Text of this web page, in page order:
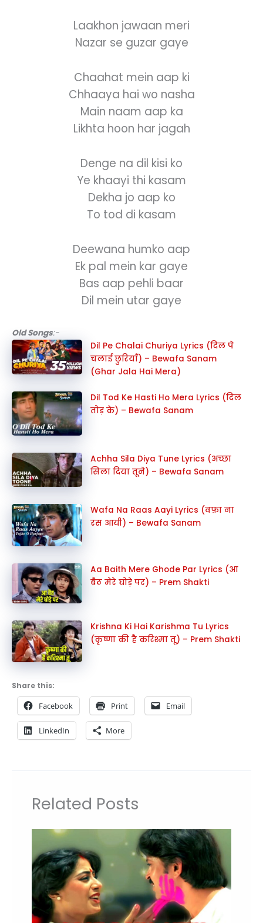
Laakhon jawaan meri
Nazar se guzar gaye
Chaahat mein aap ki
Chhaaya hai wo nasha
Main naam aap ka
Likhta hoon har jagah
Denge na dil kisi ko
Ye khaayi thi kasam
Dekha jo aap ko
To tod di kasam
Deewana humko aap
Ek pal mein kar gaye
Bas aap pehli baar
Dil mein utar gaye
Old Songs:-
Dil Pe Chalai Churiya Lyrics (दिल पे
चलाई छुरियाँ) – Bewafa Sanam
(Ghar Jala Hai Mera)
Dil Tod Ke Hasti Ho Mera Lyrics (दिल
तोड़ के) – Bewafa Sanam
Achha Sila Diya Tune Lyrics (अच्छा
सिला दिया तूने) – Bewafa Sanam
Wafa Na Raas Aayi Lyrics (वफ़ा ना
रस आयी) – Bewafa Sanam
Aa Baith Mere Ghode Par Lyrics (आ
बैठ मेरे घोड़े पर) – Prem Shakti
Krishna Ki Hai Karishma Tu Lyrics
(कृष्णा की है करिश्मा तू) – Prem Shakti
Share this:
Facebook Print Email
LinkedIn More
Related Posts